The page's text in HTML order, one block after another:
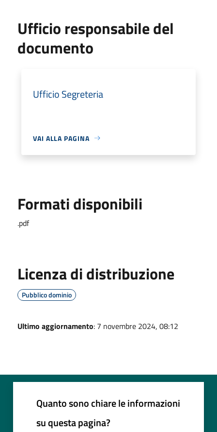
Ufficio responsabile del
documento
Ufficio Segreteria
VAI ALLA PAGINA
Formati disponibili
.pdf
Licenza di distribuzione
Pubblico dominio
Ultimo aggiornamento: 7 novembre 2024, 08:12
Quanto sono chiare le informazioni
su questa pagina?